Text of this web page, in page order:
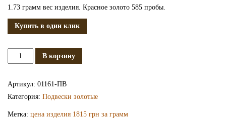
1.73 грамм вес изделия. Красное золото 585 пробы.
Купить в один клик
КоличествоВ корзину
Артикул: 01161-ПВ
Категория: Подвески золотые
Метка: цена изделия 1815 грн за грамм